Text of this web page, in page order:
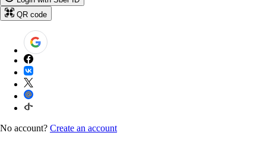
QR code
No account? Create an account